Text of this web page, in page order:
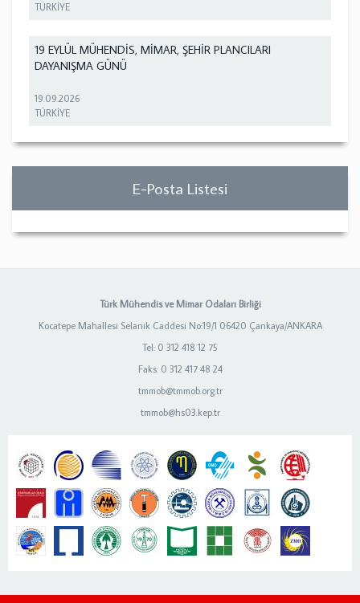
TÜRKİYE
19 EYLÜL MÜHENDİS, MİMAR, ŞEHİR PLANCILARI
DAYANIŞMA GÜNÜ
19.09.2026
TÜRKİYE
E-Posta Listesi
Türk Mühendis ve Mimar Odaları Birliği
Kocatepe Mahallesi Selanik Caddesi No:19/1 06420 Çankaya/ANKARA
Tel: 0 312 418 12 75
Faks: 0 312 417 48 24
tmmob@tmmob.org.tr
tmmob@hs03.kep.tr